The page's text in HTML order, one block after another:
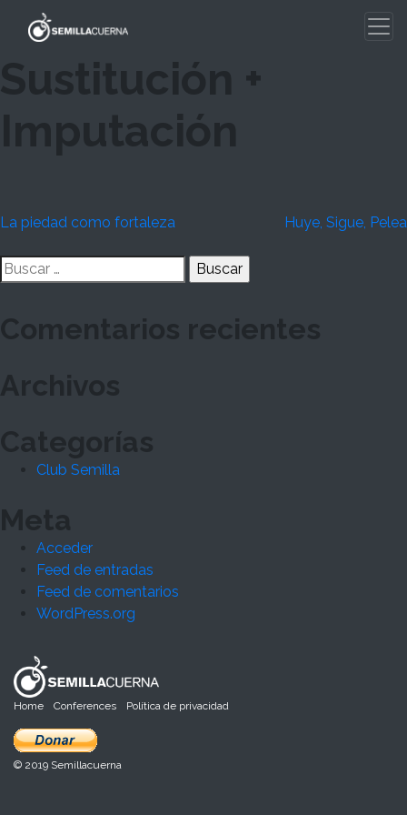
Sustitución +
Imputación
Navegación
de
La piedad como fortaleza Huye, Sigue, Pelea
Buscar:
Comentarios recientes
Archivos
Categorías
Club Semilla
Meta
Acceder
Feed de entradas
Feed de comentarios
WordPress.org
Home Conferences Política de privacidad
© 2019 Semillacuerna